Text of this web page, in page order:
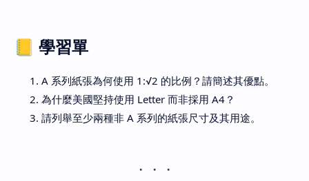
📒 學習單
A 系列紙張為何使用 1:√2 的比例？請簡述其優點。
為什麼美國堅持使用 Letter 而非採用 A4？
請列舉至少兩種非 A 系列的紙張尺寸及其用途。